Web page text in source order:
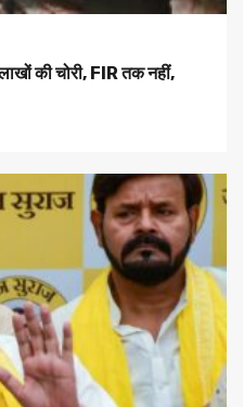
की चोरी, FIR तक नहीं,